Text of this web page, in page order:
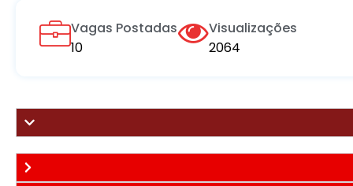
Vagas Postadas
10
Visualizações
2064